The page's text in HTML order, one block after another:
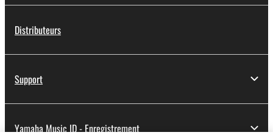
Distributeurs
Support
Yamaha Music ID - Enregistrement